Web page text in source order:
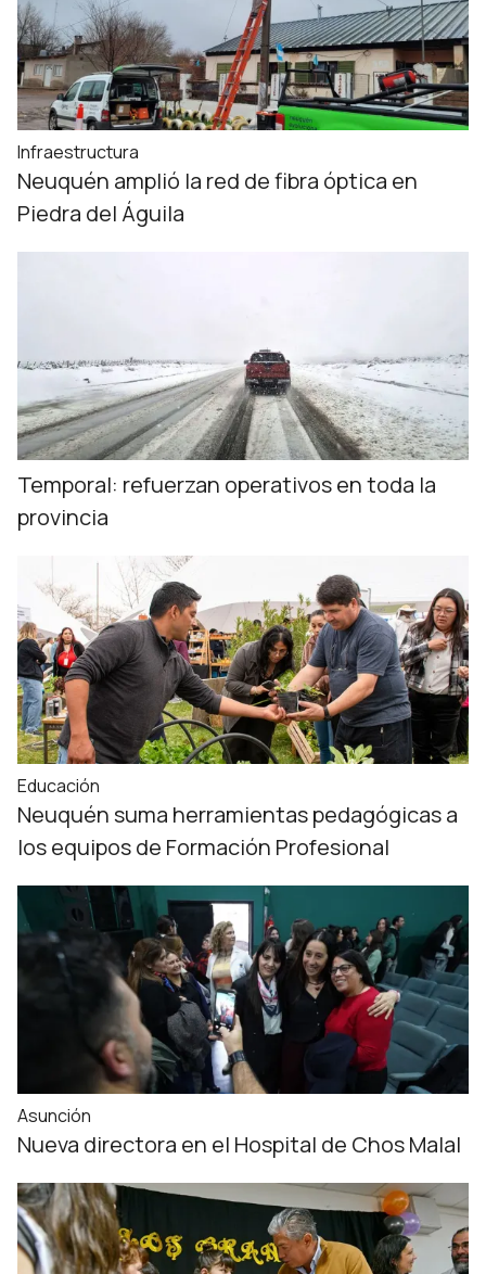
Infraestructura
Neuquén amplió la red de fibra óptica en
Piedra del Águila
Temporal: refuerzan operativos en toda la
provincia
Educación
Neuquén suma herramientas pedagógicas a
los equipos de Formación Profesional
Asunción
Nueva directora en el Hospital de Chos Malal